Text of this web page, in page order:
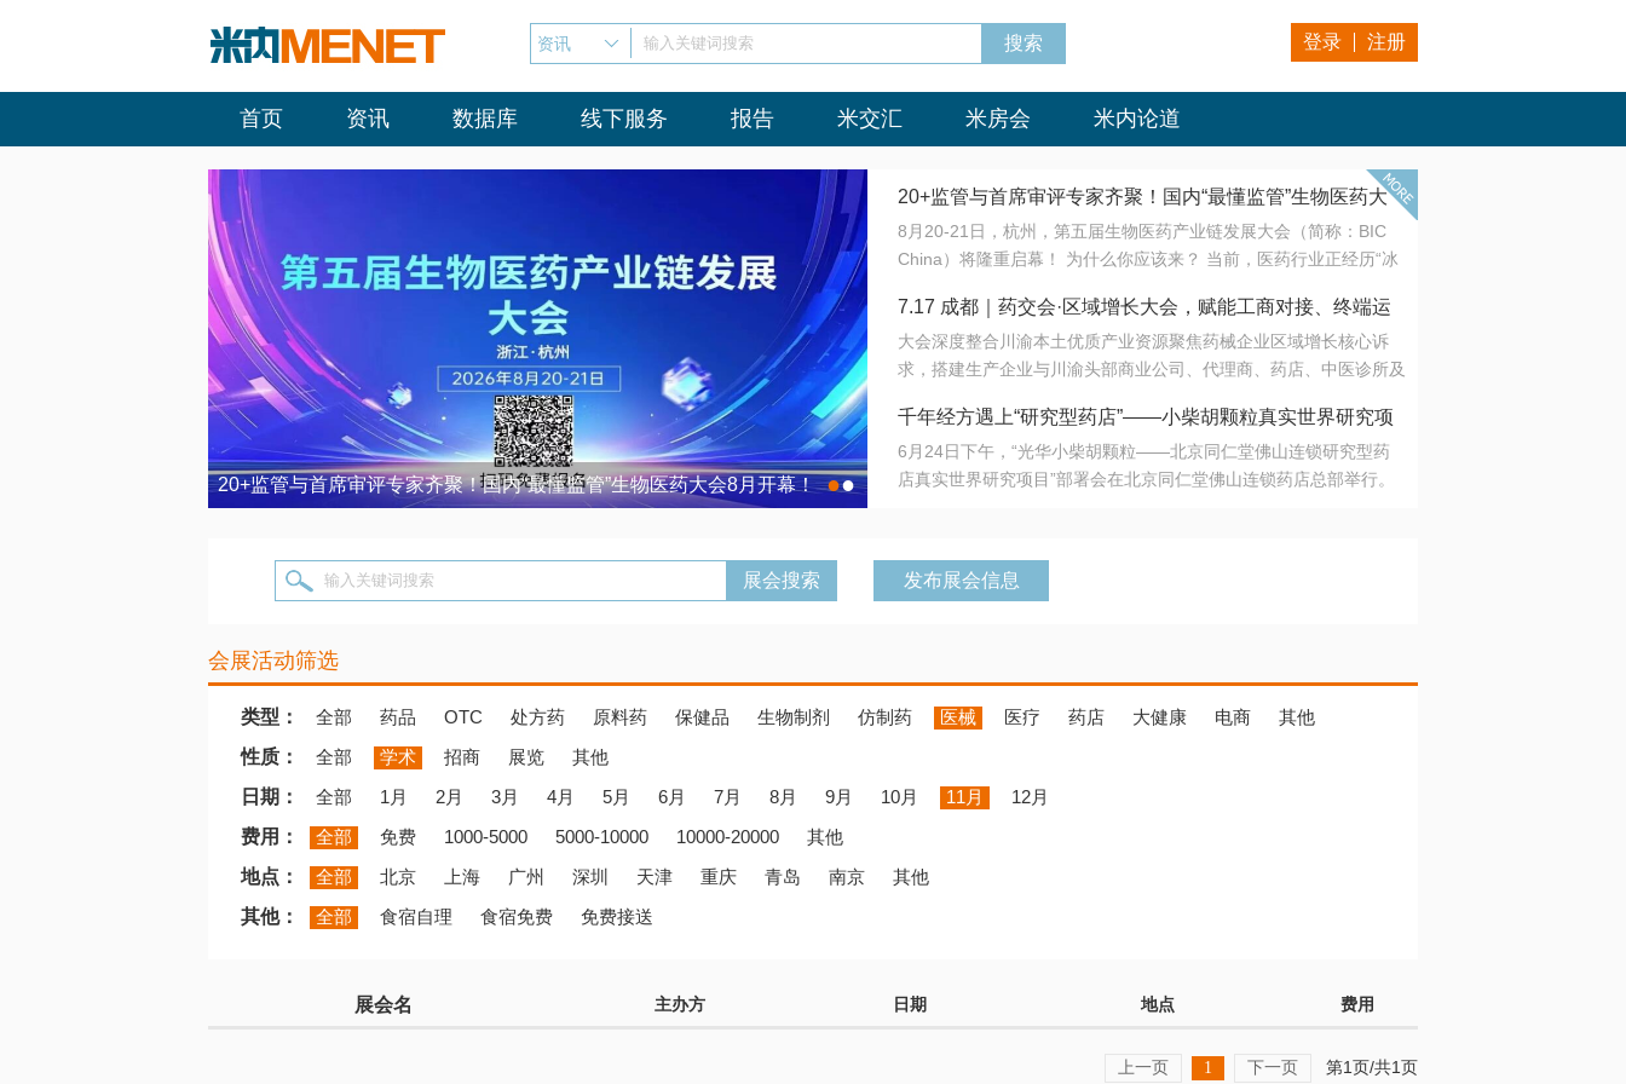
资讯 输入关键词搜索 登录 注册
首页 资讯 数据库 线下服务 报告 米交汇 米房会 米内论道
20+监管与首席审评专家齐聚！国内“最懂监管”生物医药大会8月开幕！ 7.17 成都｜药交会·区域增长大会，赋能工商对接、终端运营
●●
20+监管与首席审评专家齐聚！国内“最懂监管”生物医药大
会8月开幕！
8月20-21日，杭州，第五届生物医药产业链发展大会（简称：BIC
China）将隆重启幕！ 为什么你应该来？ 当前，医药行业正经历“冰
法正重新定义研发效率；另一端是创新药“最后一公里”的支付与入院
难题，呼唤更成熟的产业生态。 同质化“内卷”已无出路，全产业链协
同与出海能力建设才是破局关键。 本届大会以 “重构生态，定义未
算力突围；从中药创新、复杂药物制剂、CGT、多肽与小核酸的技
术攻坚，到CDMO的柔性智造。 我们致力于打破壁垒，让“实验
室”与“生产线”、“研发端”与“支付端”深度对话，更让监管、产业、资
7.17 成都｜药交会·区域增长大会，赋能工商对接、终端运
营
大会深度整合川渝本土优质产业资源聚焦药械企业区域增长核心诉
求，搭建生产企业与川渝头部商业公司、代理商、药店、中医诊所及
域增量份额夯实西南市场战略布局
千年经方遇上“研究型药店”——小柴胡颗粒真实世界研究项
目在北京同仁堂佛山连锁启动
6月24日下午，“光华小柴胡颗粒——北京同仁堂佛山连锁研究型药
店真实世界研究项目”部署会在北京同仁堂佛山连锁药店总部举行。
输入关键词搜索 发布展会信息
会展活动筛选
类型： 全部 药品 OTC 处方药 原料药 保健品 生物制剂 仿制药 医械 医疗 药店 大健康 电商
其他
性质：
全部 学术 招商 展览
其他
日期：
全部 1月 2月 3月 4月 5月 6月 7月 8月 9月 10月 11月
12月
费用：
全部 免费 1000-5000 5000-10000 10000-20000
其他
地点：
全部 北京 上海 广州 深圳 天津 重庆 青岛 南京
其他
其他：
全部 食宿自理 食宿免费 免费接送
展会名 主办方 日期 地点 费用
上一页 1 下一页 第1页/共1页